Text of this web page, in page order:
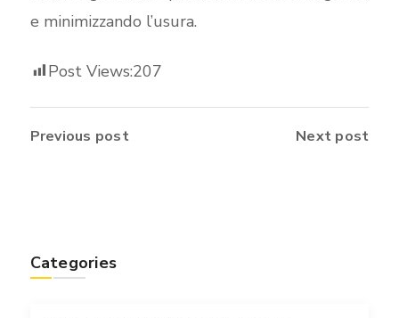
e minimizzando l’usura.
Post Views:207
Previous post Next post
Categories